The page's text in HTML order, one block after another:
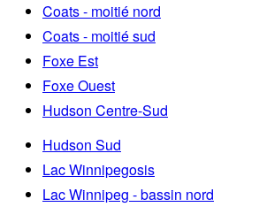
Coats - moitié nord
Coats - moitié sud
Foxe Est
Foxe Ouest
Hudson Centre-Sud
Hudson Sud
Lac Winnipegosis
Lac Winnipeg - bassin nord